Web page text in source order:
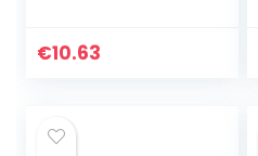
autolak, reparatie,
€10.63